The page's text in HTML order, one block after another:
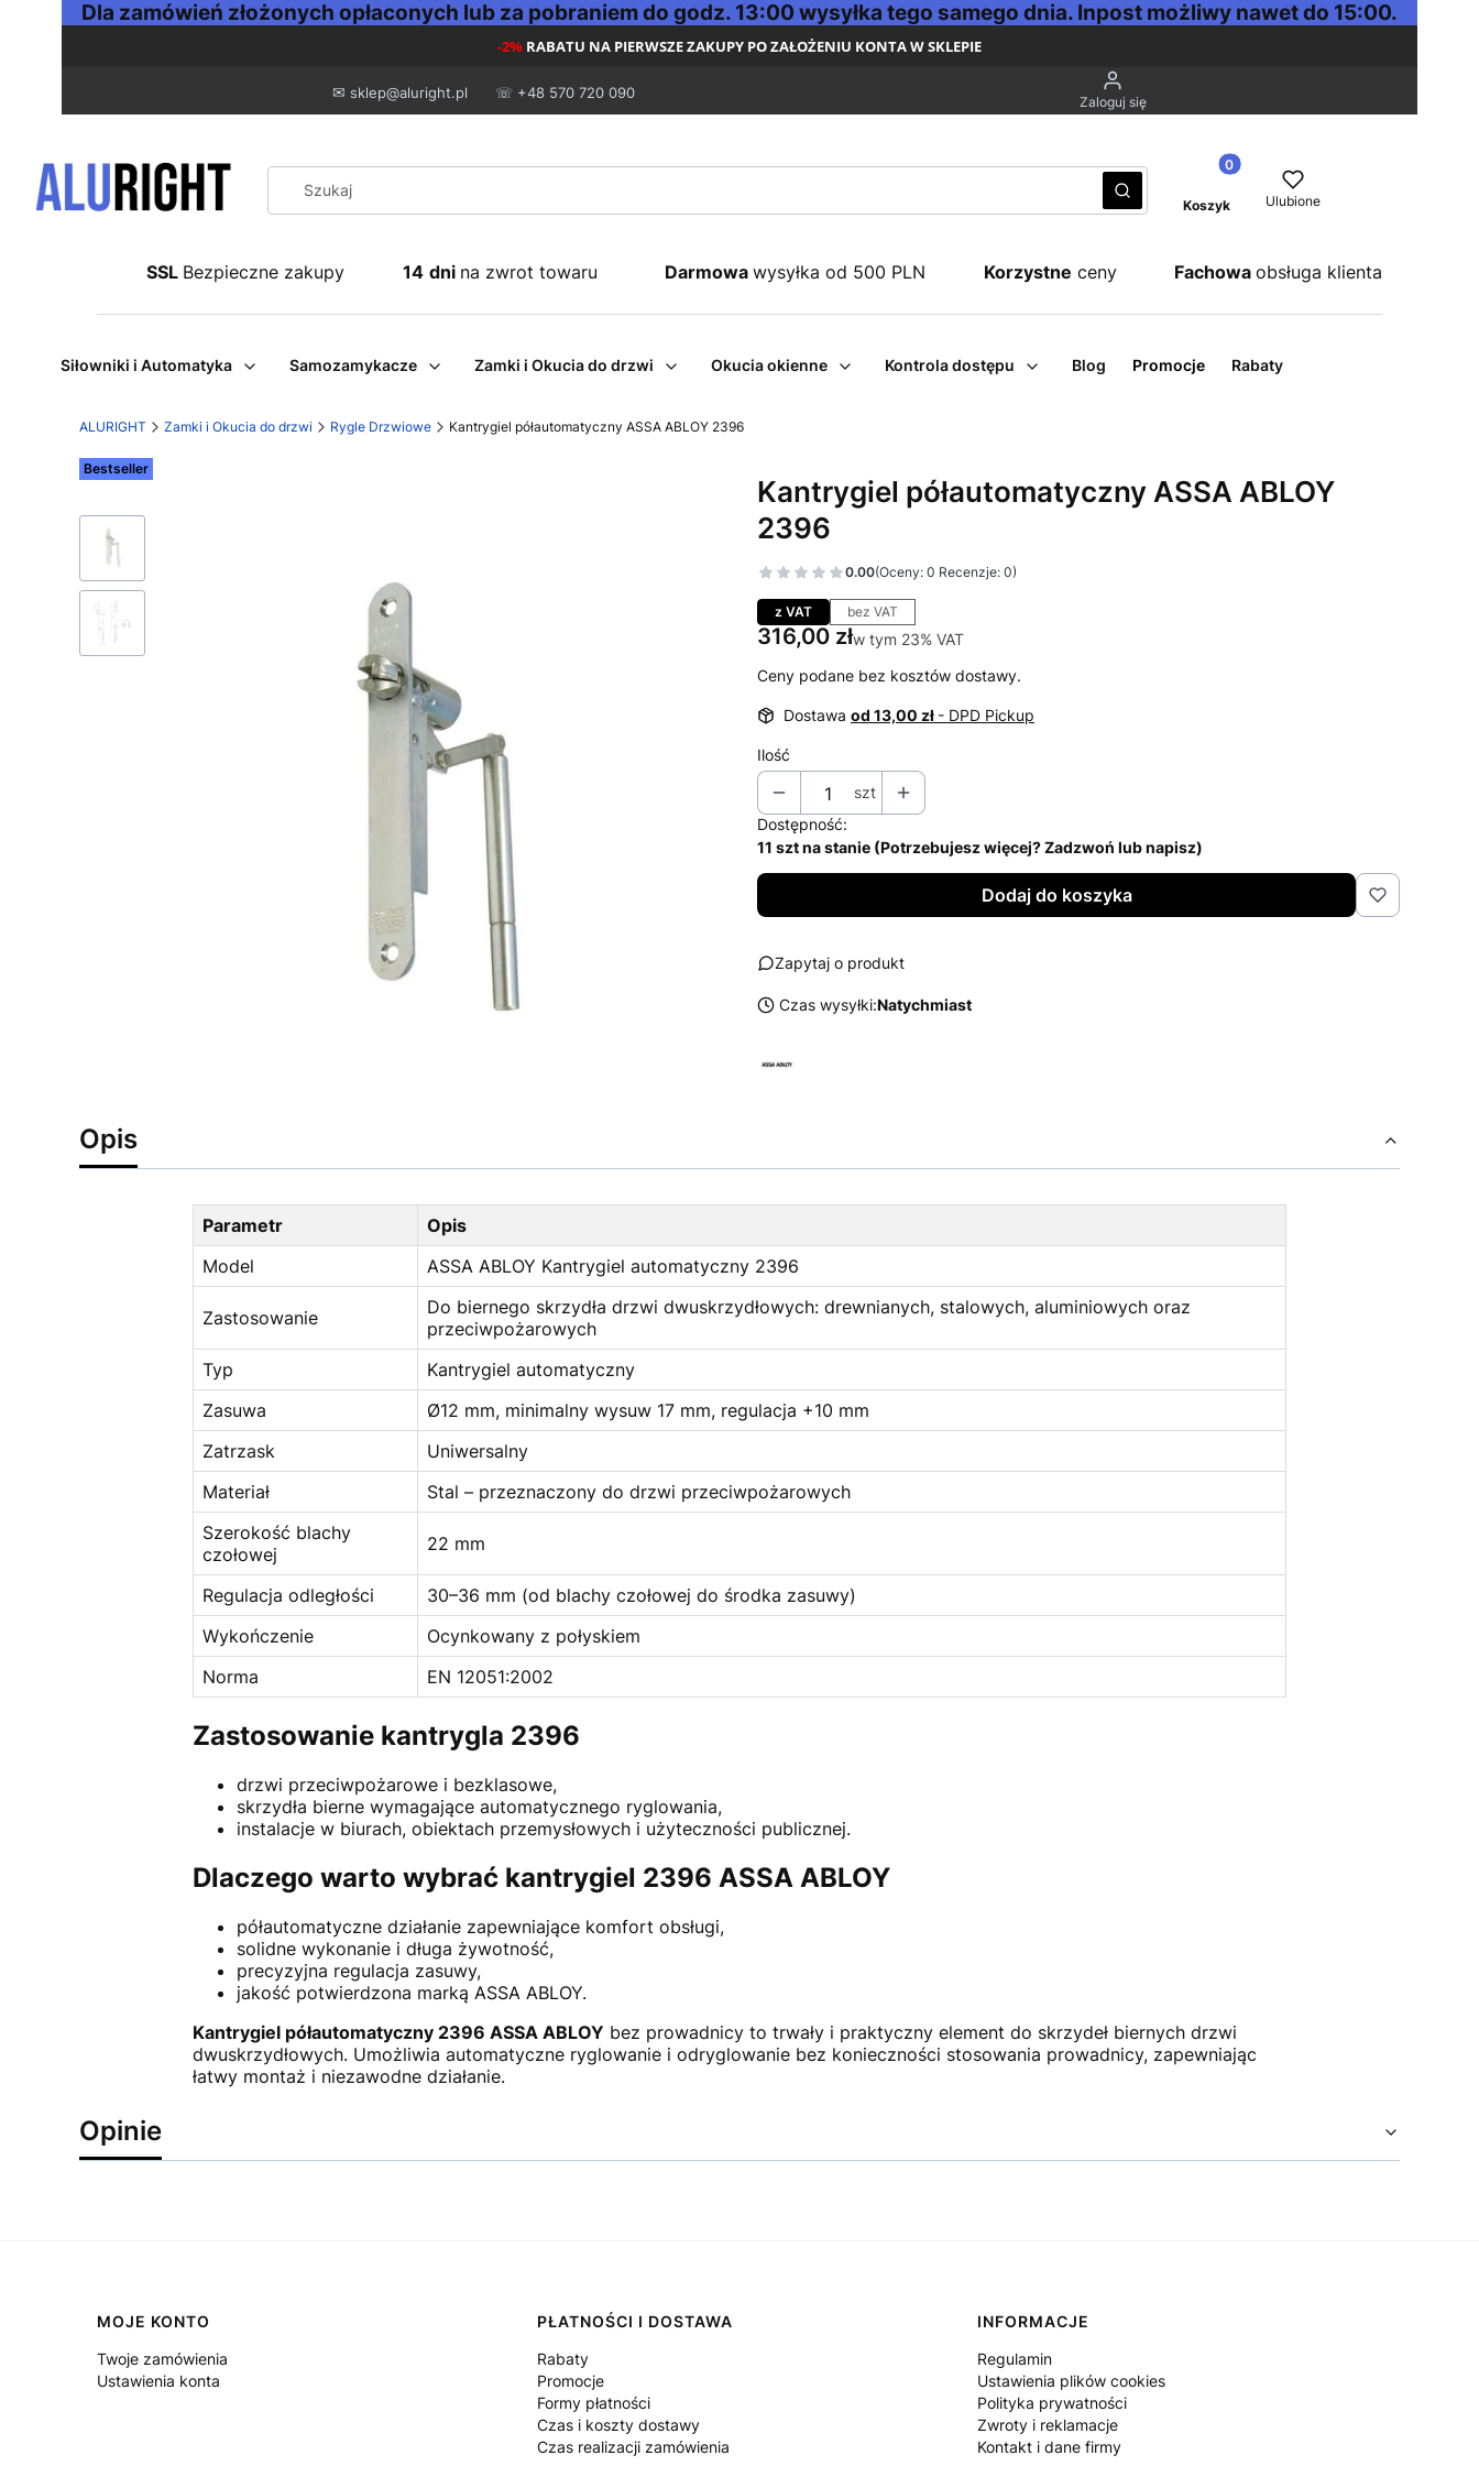
Dla zamówień złożonych opłaconych lub za pobraniem do godz. 13:00 wysyłka tego samego dnia. Inpost możliwy nawet do 15:00.
-2% RABATU NA PIERWSZE ZAKUPY PO ZAŁOŻENIU KONTA W SKLEPIE
✉ sklep@aluright.pl ☏ +48 570 720 090 Zaloguj się
WyczyśćSzukaj
Produkty w koszyku: 0. Zobacz
Koszyk Ulubione
SSL Bezpieczne zakupy 14 dni na zwrot towaru Darmowa wysyłka od 500 PLN Korzystne ceny Fachowa obsługa klienta
Siłowniki i Automatyka Samozamykacze Zamki i Okucia do drzwi Okucia okienne Kontrola dostępu Blog Promocje Rabaty
ALURIGHT Zamki i Okucia do drzwi Rygle Drzwiowe Kantrygiel półautomatyczny ASSA ABLOY 2396
Etykiety
Bestseller
Kantrygiel półautomatyczny ASSA ABLOY
2396
0.00(Oceny: 0 Recenzje: 0)
Przejdź do sekcji Opinie
z VAT bez VAT
Cena
316,00 złw tym 23% VAT
w tym 23% VAT
Ceny podane bez kosztów dostawy.
Dostawa od 13,00 zł - DPD Pickup
Ilość
szt
Dostępność:
11 szt na stanie (Potrzebujesz więcej? Zadzwoń lub napisz)
Dodaj do koszyka
Zapytaj o produkt
Czas wysyłki:Natychmiast
Opis
Parametr
Opis
Model
ASSA ABLOY Kantrygiel automatyczny 2396
Zastosowanie
Do biernego skrzydła drzwi dwuskrzydłowych: drewnianych, stalowych, aluminiowych oraz
przeciwpożarowych
Typ
Kantrygiel automatyczny
Zasuwa
Ø12 mm, minimalny wysuw 17 mm, regulacja +10 mm
Zatrzask
Uniwersalny
Materiał
Stal – przeznaczony do drzwi przeciwpożarowych
Szerokość blachy
czołowej
22 mm
Regulacja odległości
30–36 mm (od blachy czołowej do środka zasuwy)
Wykończenie
Ocynkowany z połyskiem
Norma
EN 12051:2002
Zastosowanie kantrygla 2396
drzwi przeciwpożarowe i bezklasowe,
skrzydła bierne wymagające automatycznego ryglowania,
instalacje w biurach, obiektach przemysłowych i użyteczności publicznej.
Dlaczego warto wybrać kantrygiel 2396 ASSA ABLOY
półautomatyczne działanie zapewniające komfort obsługi,
solidne wykonanie i długa żywotność,
precyzyjna regulacja zasuwy,
jakość potwierdzona marką ASSA ABLOY.
Kantrygiel półautomatyczny 2396 ASSA ABLOY bez prowadnicy to trwały i praktyczny element do skrzydeł biernych drzwi
dwuskrzydłowych. Umożliwia automatyczne ryglowanie i odryglowanie bez konieczności stosowania prowadnicy, zapewniając
łatwy montaż i niezawodne działanie.
Opinie
Linki w stopce
MOJE KONTO
Twoje zamówienia
Ustawienia konta
PŁATNOŚCI I DOSTAWA
Rabaty
Promocje
Formy płatności
Czas i koszty dostawy
Czas realizacji zamówienia
INFORMACJE
Regulamin
Ustawienia plików cookies
Polityka prywatności
Zwroty i reklamacje
Kontakt i dane firmy